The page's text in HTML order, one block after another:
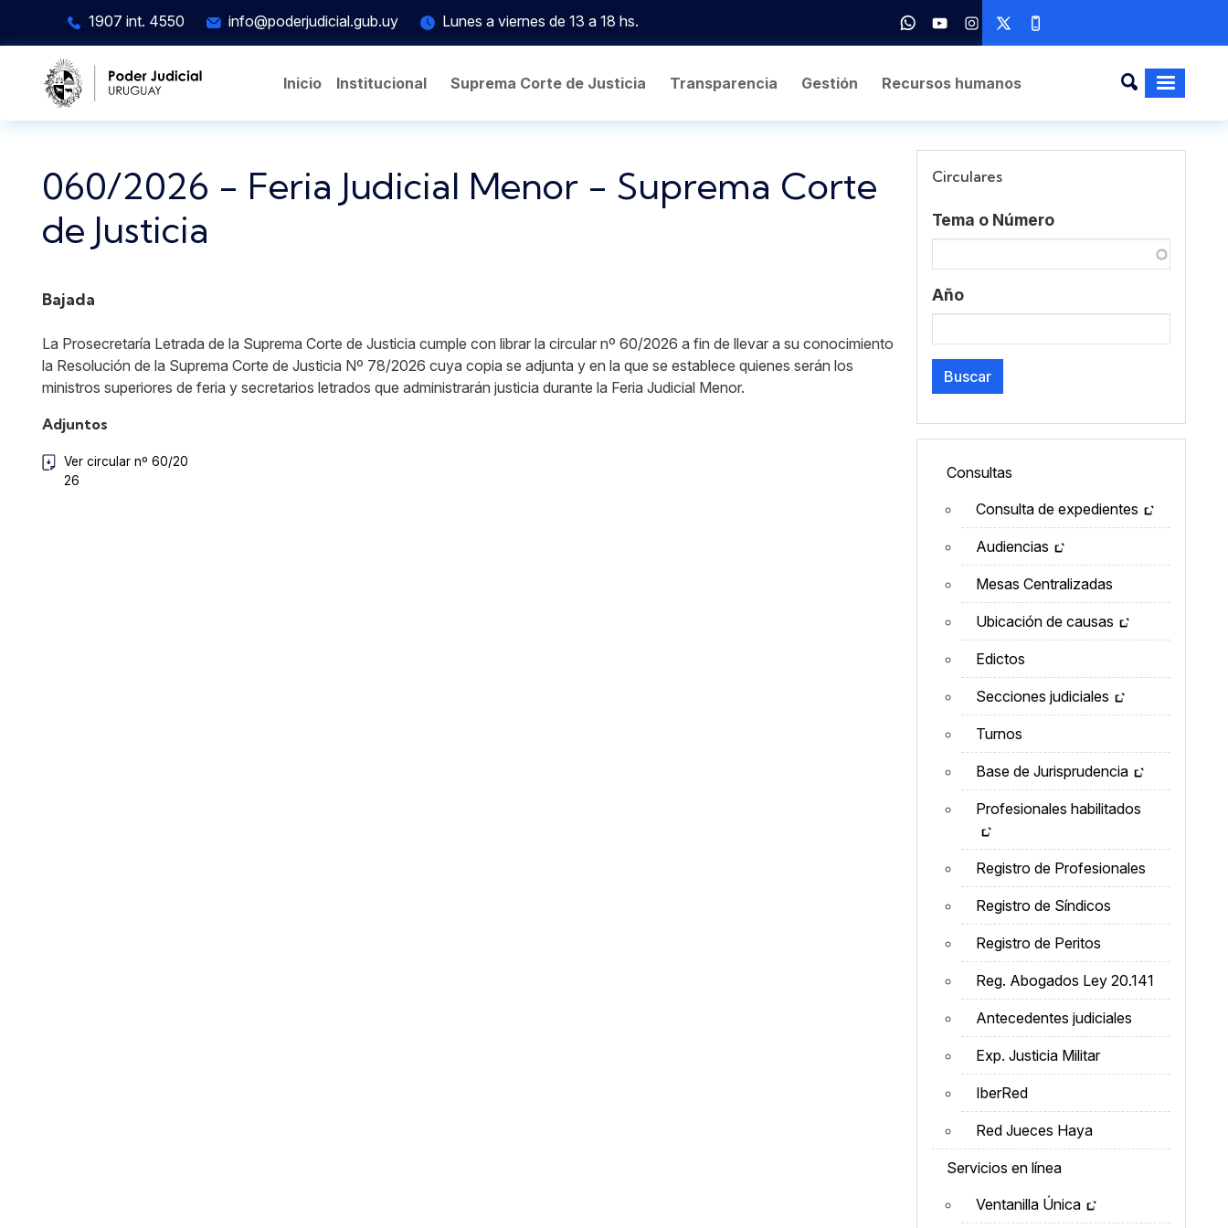
1907 int. 4550 info@poderjudicial.gub.uy Lunes a viernes de 13 a 18 hs.
Inicio Institucional Suprema Corte de Justicia Transparencia Gestión Recursos humanos
060/2026 - Feria Judicial Menor - Suprema Corte
de Justicia
Bajada
La Prosecretaría Letrada de la Suprema Corte de Justicia cumple con librar la circular nº 60/2026 a fin de llevar a su conocimiento
la Resolución de la Suprema Corte de Justicia Nº 78/2026 cuya copia se adjunta y en la que se establece quienes serán los
ministros superiores de feria y secretarios letrados que administrarán justicia durante la Feria Judicial Menor.
Adjuntos
Ver circular nº 60/20
26
Circulares
Tema o Número
Año
Buscar
Lateral - Menú secundario
Consultas
Consulta de expedientes
Audiencias
Mesas Centralizadas
Ubicación de causas
Edictos
Secciones judiciales
Turnos
Base de Jurisprudencia
Profesionales habilitados
Registro de Profesionales
Registro de Síndicos
Registro de Peritos
Reg. Abogados Ley 20.141
Antecedentes judiciales
Exp. Justicia Militar
IberRed
Red Jueces Haya
Servicios en línea
Ventanilla Única